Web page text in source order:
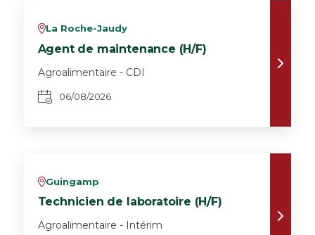
vLa Roche-Jaudy
Agent de maintenance (H/F)
Agroalimentaire - CDI
06/08/2026
vGuingamp
Technicien de laboratoire (H/F)
Agroalimentaire - Intérim